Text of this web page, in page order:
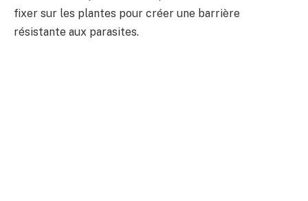
fixer sur les plantes pour créer une barrière
résistante aux parasites.